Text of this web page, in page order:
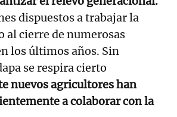
dispuestos a trabajar la
al cierre de numerosas
los últimos años. Sin
se respira cierto
nuevos agricultores han
a colaborar con la